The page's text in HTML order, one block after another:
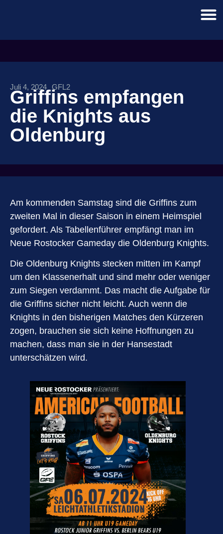
Juli 4, 2024 GFL2
Griffins empfangen
die Knights aus
Oldenburg
Am kommenden Samstag sind die Griffins zum
zweiten Mal in dieser Saison in einem Heimspiel
gefordert. Als Tabellenführer empfängt man im
Neue Rostocker Gameday die Oldenburg Knights.
Die Oldenburg Knights stecken mitten im Kampf
um den Klassenerhalt und sind mehr oder weniger
zum Siegen verdammt. Das macht die Aufgabe für
die Griffins sicher nicht leicht. Auch wenn die
Knights in den bisherigen Matches den Kürzeren
zogen, brauchen sie sich keine Hoffnungen zu
machen, dass man sie in der Hansestadt
unterschätzen wird.